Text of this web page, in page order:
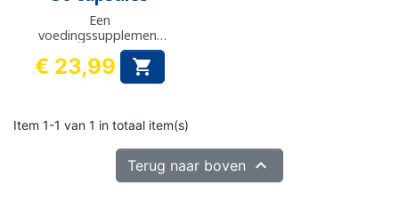
Een
voedingssupplement
voor vrouwen met
lichte tot matige urine-
incontinentie
Prijs
€ 23,99 
Item 1-1 van 1 in totaal item(s)
Terug naar boven 